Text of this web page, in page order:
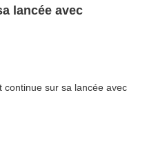
lancée avec